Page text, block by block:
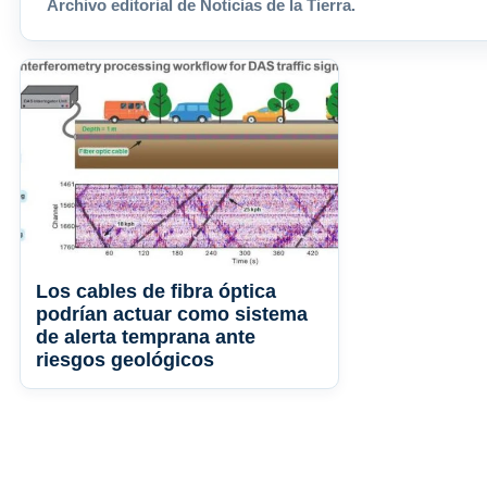
Archivo editorial de Noticias de la Tierra.
Los cables de fibra óptica
podrían actuar como sistema
de alerta temprana ante
riesgos geológicos